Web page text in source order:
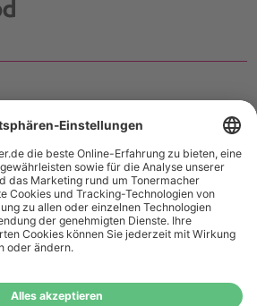
Deutschlands. Befindet sich ein Warenwert
an Ampertec Artikeln in Ihrem Warenkorb, ist der